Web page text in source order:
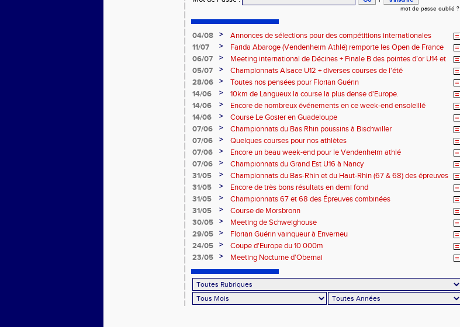
mot de passe oublié ?
04/08 >
Annonces de sélections pour des compétitions internationales
11/07
>
Farida Abaroge (Vendenheim Athlé) remporte les Open de France
du 5 000 m
06/07 >
Meeting international de Décines + Finale B des pointes d’or U14 et
match interdépartemental U16
05/07 >
Championnats Alsace U12 + diverses courses de l'été
28/06
>
Toutes nos pensées pour Florian Guérin
14/06
>
10km de Langueux la course la plus dense d'Europe.
14/06
>
Encore de nombreux événements en ce week-end ensoleillé
14/06
>
Course Le Gosier en Guadeloupe
07/06
>
Championnats du Bas Rhin poussins à Bischwiller
07/06
>
Quelques courses pour nos athlètes
07/06
>
Encore un beau week-end pour le Vendenheim athlé
07/06
>
Championnats du Grand Est U16 à Nancy
31/05
>
Championnats du Bas-Rhin et du Haut-Rhin (67 & 68) des épreuves
combinées – La Wantzenau
31/05 >
Encore de très bons résultats en demi fond
31/05
>
Championnats 67 et 68 des Épreuves combinées
31/05
>
Course de Morsbronn
30/05
>
Meeting de Schweighouse
29/05
>
Florian Guérin vainqueur à Enverneu
24/05
>
Coupe d'Europe du 10 000m
23/05
> Meeting Nocturne d'Obernai